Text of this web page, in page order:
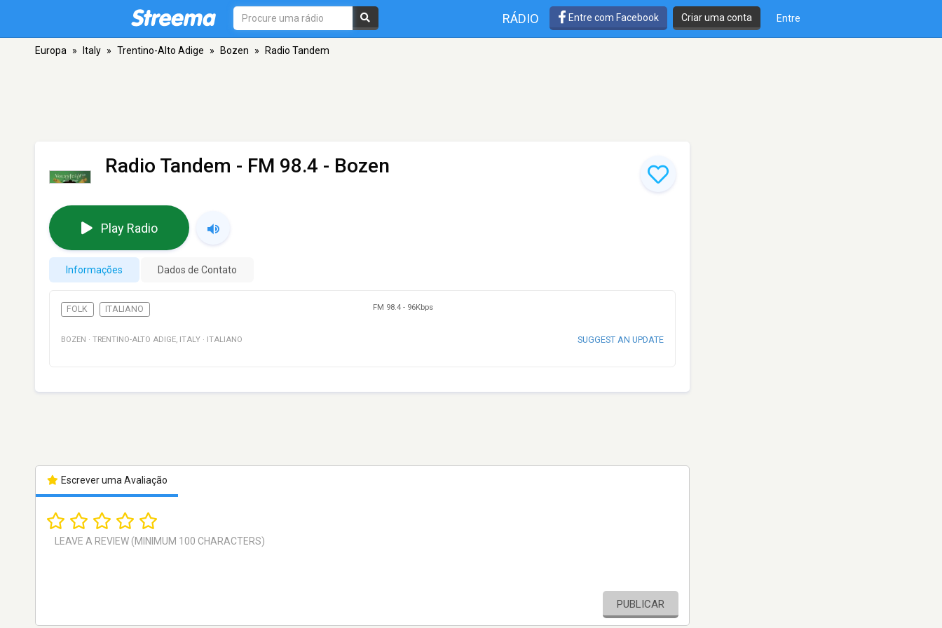
RÁDIO Entre com Facebook Criar uma conta Entre
Europa » Italy » Trentino-Alto Adige » Bozen » Radio Tandem
Radio Tandem - FM 98.4 - Bozen
Play Radio
Informações Dados de Contato
FOLK ITALIANO FM 98.4 - 96Kbps
BOZEN · TRENTINO-ALTO ADIGE ITALY · ITALIANO SUGGEST AN UPDATE
Escrever uma Avaliação
PUBLICAR